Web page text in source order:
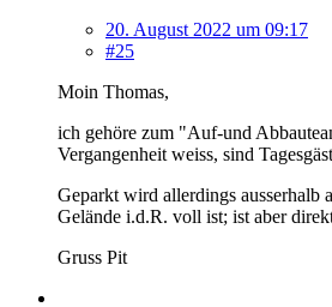
20. August 2022 um 09:17
#25
Moin Thomas,
ich gehöre zum "Auf-und
Vergangenheit weiss, sind
Geparkt wird allerdings ausserhalb
Gelände i.d.R. voll ist; ist aber
Gruss Pit